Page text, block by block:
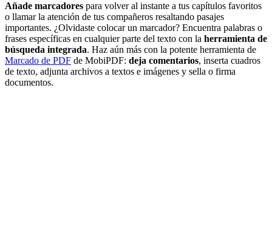
Añade marcadores para volver al instante a tus capítulos favoritos
o llamar la atención de tus compañeros resaltando pasajes
importantes. ¿Olvidaste colocar un marcador? Encuentra palabras o
frases específicas en cualquier parte del texto con la herramienta de
búsqueda integrada. Haz aún más con la potente herramienta de
Marcado de PDF de MobiPDF: deja comentarios, inserta cuadros
de texto, adjunta archivos a textos e imágenes y sella o firma
documentos.